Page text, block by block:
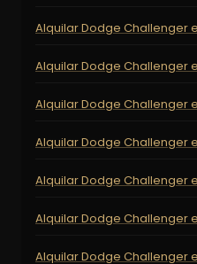
Alquilar Dodge Challenger
Alquilar Dodge Challenger
Alquilar Dodge Challenger
Alquilar Dodge Challenger
Alquilar Dodge Challenger
Alquilar Dodge Challenger
Alquilar Dodge Challenger